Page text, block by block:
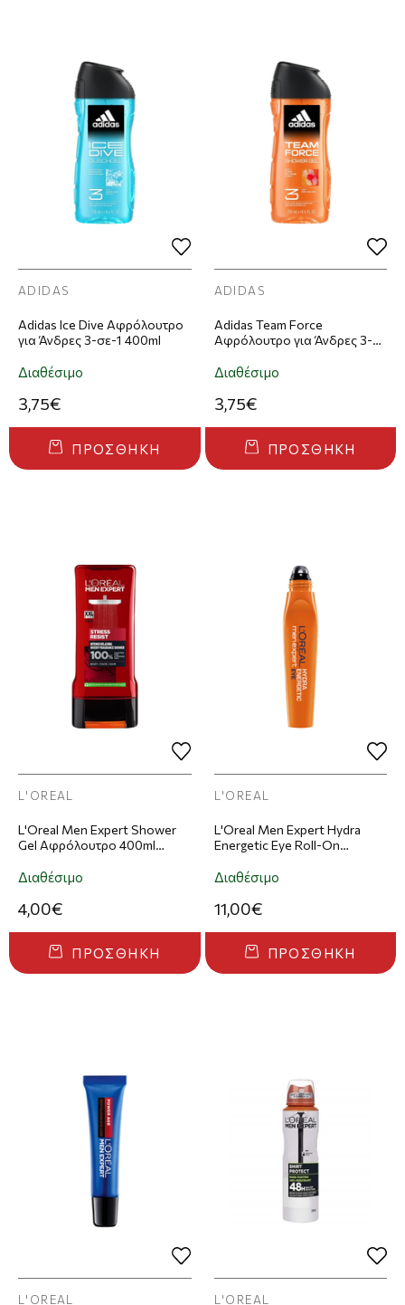
ADIDAS
Adidas Ice Dive Αφρόλουτρο
για Άνδρες 3-σε-1 400ml
Διαθέσιμο
3,75€
ΠΡΟΣΘΉΚΗ
ADIDAS
Adidas Team Force
Αφρόλουτρο για Άνδρες 3-
Διαθέσιμο
3,75€
ΠΡΟΣΘΉΚΗ
L'OREAL
L'Oreal Men Expert Shower
Gel Αφρόλουτρο 400ml
Διαθέσιμο
4,00€
ΠΡΟΣΘΉΚΗ
L'OREAL
L'Oreal Men Expert Hydra
Energetic Eye Roll-On
Διαθέσιμο
11,00€
ΠΡΟΣΘΉΚΗ
L'OREAL L'OREAL